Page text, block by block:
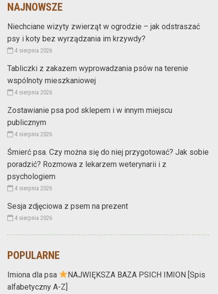
NAJNOWSZE
Niechciane wizyty zwierząt w ogrodzie – jak odstraszać
psy i koty bez wyrządzania im krzywdy?
4 sierpnia 2026
Tabliczki z zakazem wyprowadzania psów na terenie
wspólnoty mieszkaniowej
4 sierpnia 2026
Zostawianie psa pod sklepem i w innym miejscu
publicznym
4 sierpnia 2026
Śmierć psa. Czy można się do niej przygotować? Jak sobie
poradzić? Rozmowa z lekarzem weterynarii i z
psychologiem
4 sierpnia 2026
Sesja zdjęciowa z psem na prezent
4 sierpnia 2026
POPULARNE
Imiona dla psa
NAJWIĘKSZA BAZA PSICH IMION [Spis
alfabetyczny A-Z]